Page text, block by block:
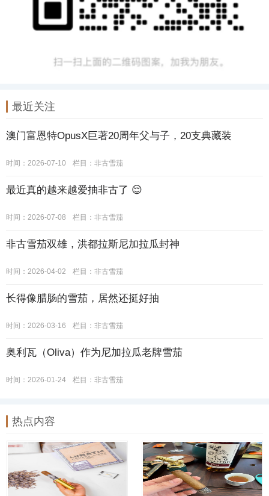
最近关注
澳门富恩特OpusX巨著20周年父与子，20支典藏装
时间：2026-07-10 栏目： 非古雪茄
最近真的越来越爱抽非古了 😌
时间：2026-07-08 栏目： 非古雪茄
非古雪茄双雄，洪都拉斯尼加拉瓜封神
时间：2026-04-02 栏目： 非古雪茄
长得像腊肠的雪茄，居然还挺好抽
时间：2026-03-16 栏目： 非古雪茄
奥利瓦（Oliva）作为尼加拉瓜老牌雪茄
时间：2026-01-24 栏目： 非古雪茄
热点内容